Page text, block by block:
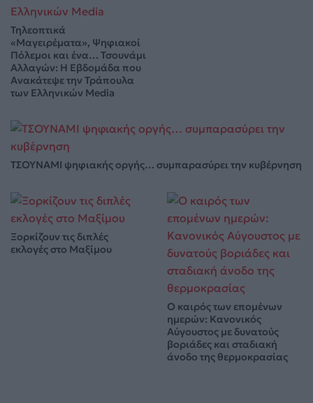
Τηλεοπτικά
«Μαγειρέματα», Ψηφιακοί
Πόλεμοι και ένα… Τσουνάμι
Αλλαγών: Η Εβδομάδα που
Ανακάτεψε την Τράπουλα
των Ελληνικών Media
ΤΣΟΥΝΑΜΙ ψηφιακής οργής… συμπαρασύρει την κυβέρνηση
Ξορκίζουν τις διπλές
εκλογές στο Μαξίμου
Ο καιρός των επομένων
ημερών: Κανονικός
Αύγουστος με δυνατούς
βοριάδες και σταδιακή
άνοδο της θερμοκρασίας